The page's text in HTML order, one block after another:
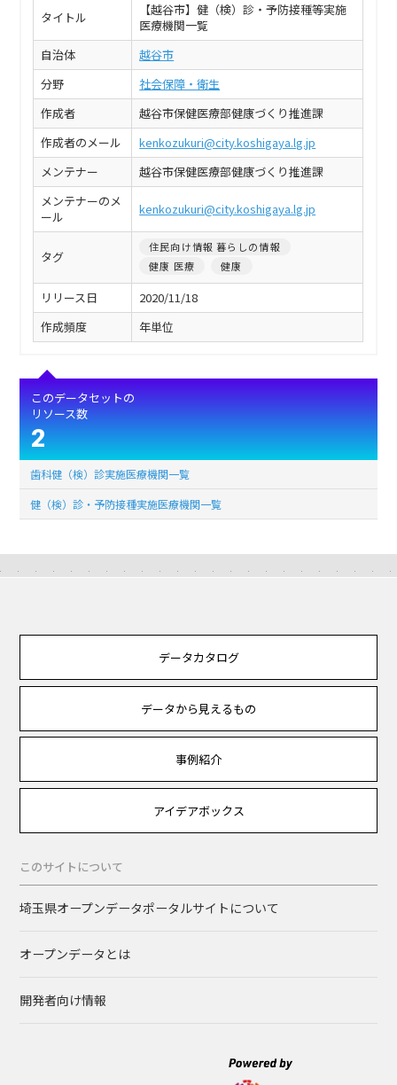
タイトル
【越谷市】健（検）診・予防接種等実施
医療機関一覧
自治体
越谷市
分野
社会保障・衛生
作成者
越谷市保健医療部健康づくり推進課
作成者のメール
kenkozukuri@city.koshigaya.lg.jp
メンテナー
越谷市保健医療部健康づくり推進課
メンテナーのメ
ール
kenkozukuri@city.koshigaya.lg.jp
タグ
住民向け情報 暮らしの情報
健康 医療
健康
リリース日
2020/11/18
作成頻度
年単位
このデータセットの
リソース数
2
歯科健（検）診実施医療機関一覧
健（検）診・予防接種実施医療機関一覧
データカタログ
データから見えるもの
事例紹介
アイデアボックス
このサイトについて
埼玉県オープンデータポータルサイトについて
オープンデータとは
開発者向け情報